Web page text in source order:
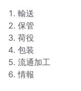
輸送
保管
荷役
包装
流通加工
情報